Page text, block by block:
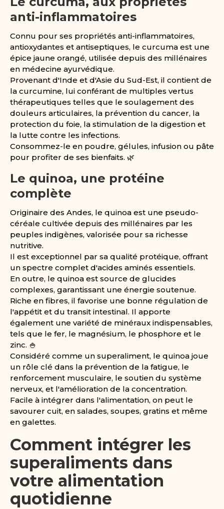
anti-inflammatoires
Connu pour ses propriétés anti-inflammatoires,
antioxydantes et antiseptiques, le curcuma est une
épice jaune orangé, utilisée depuis des millénaires
en médecine ayurvédique.
Provenant d'Inde et d'Asie du Sud-Est, il contient de
la curcumine, lui conférant de multiples vertus
thérapeutiques telles que le soulagement des
douleurs articulaires, la prévention du cancer, la
protection du foie, la stimulation de la digestion et
la lutte contre les infections.
Consommez-le en poudre, gélules, infusion ou pâte
pour profiter de ses bienfaits. 🌿
Le quinoa, une protéine
complète
Originaire des Andes, le quinoa est une pseudo-
céréale cultivée depuis des millénaires par les
peuples indigènes, valorisée pour sa richesse
nutritive.
Il est exceptionnel par sa qualité protéique, offrant
un spectre complet d'acides aminés essentiels.
En outre, le quinoa est source de glucides
complexes, garantissant une énergie soutenue.
Riche en fibres, il favorise une bonne régulation de
l'appétit et du transit intestinal. Il apporte
également une variété de minéraux indispensables,
tels que le fer, le magnésium, le phosphore et le
zinc. 🍚
Considéré comme un superaliment, le quinoa joue
un rôle clé dans la prévention de la fatigue, le
renforcement musculaire, le soutien du système
nerveux, et l'amélioration de la concentration.
Facile à intégrer dans l'alimentation, on peut le
savourer cuit, en salades, soupes, gratins et même
en galettes.
Comment intégrer les
superaliments dans
votre alimentation
quotidienne